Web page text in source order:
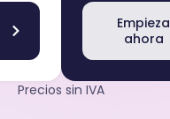
Empieza
ahora
Precios sin IVA